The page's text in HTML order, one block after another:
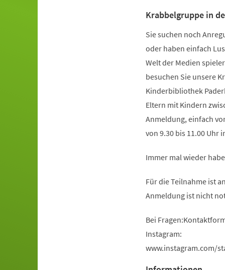
Krabbelgruppe in
Sie suchen noch
oder haben einfach
Welt der Medien
besuchen Sie unsere
Kinderbibliothek
Eltern mit Kindern
Anmeldung, einfach
von 9.30 bis 11.00
Immer mal wieder
Für die Teilnahme ist
Anmeldung ist nicht
Bei
Instagram:
www.instagram.com/